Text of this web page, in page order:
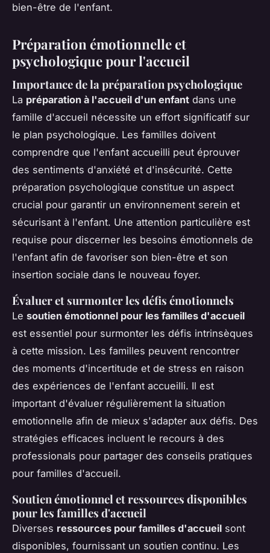
bien-être de l'enfant.
Préparation émotionnelle et
psychologique pour l'accueil
Importance de la préparation psychologique
La préparation à l'accueil d'un enfant dans une
famille d'accueil nécessite un effort significatif sur
le plan psychologique. Les familles doivent
comprendre que l'enfant accueilli peut éprouver
des sentiments d'anxiété et d'insécurité. Cette
préparation psychologique constitue un aspect
crucial pour garantir un environnement serein et
sécurisant à l'enfant. Une attention particulière est
requise pour discerner les besoins émotionnels de
l'enfant afin de favoriser son bien-être et son
insertion sociale dans le nouveau foyer.
Évaluer et surmonter les défis émotionnels
Le soutien émotionnel pour les familles d'accueil
est essentiel pour surmonter les défis intrinsèques
à cette mission. Les familles peuvent rencontrer
des moments d'incertitude et de stress en raison
des expériences de l'enfant accueilli. Il est
important d'évaluer régulièrement la situation
emotionnelle afin de mieux s'adapter aux défis. Des
stratégies efficaces incluent le recours à des
professionals pour partager des conseils pratiques
pour familles d'accueil.
Soutien émotionnel et ressources disponibles
pour les familles d'accueil
Diverses ressources pour familles d'accueil sont
disponibles, fournissant un soutien continu. Les